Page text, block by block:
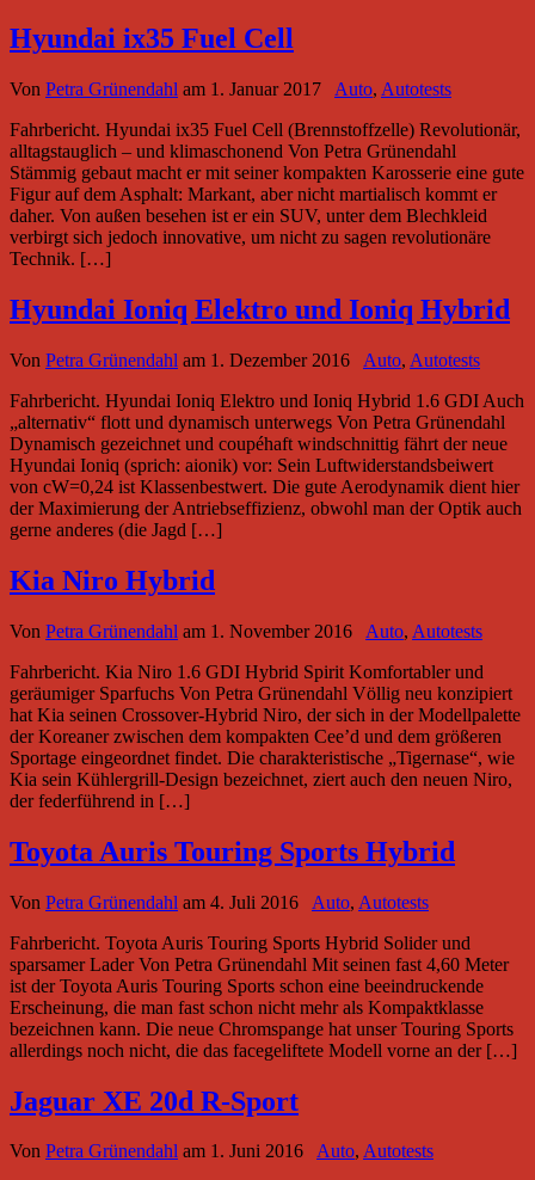
Hyundai ix35 Fuel Cell
Von Petra Grünendahl am 1. Januar 2017 Auto, Autotests
Fahrbericht. Hyundai ix35 Fuel Cell (Brennstoffzelle) Revolutionär,
alltagstauglich – und klimaschonend Von Petra Grünendahl
Stämmig gebaut macht er mit seiner kompakten Karosserie eine gute
Figur auf dem Asphalt: Markant, aber nicht martialisch kommt er
daher. Von außen besehen ist er ein SUV, unter dem Blechkleid
verbirgt sich jedoch innovative, um nicht zu sagen revolutionäre
Technik. […]
Hyundai Ioniq Elektro und Ioniq Hybrid
Von Petra Grünendahl am 1. Dezember 2016 Auto, Autotests
Fahrbericht. Hyundai Ioniq Elektro und Ioniq Hybrid 1.6 GDI Auch
„alternativ“ flott und dynamisch unterwegs Von Petra Grünendahl
Dynamisch gezeichnet und coupéhaft windschnittig fährt der neue
Hyundai Ioniq (sprich: aionik) vor: Sein Luftwiderstandsbeiwert
von cW=0,24 ist Klassenbestwert. Die gute Aerodynamik dient hier
der Maximierung der Antriebseffizienz, obwohl man der Optik auch
gerne anderes (die Jagd […]
Kia Niro Hybrid
Von Petra Grünendahl am 1. November 2016 Auto, Autotests
Fahrbericht. Kia Niro 1.6 GDI Hybrid Spirit Komfortabler und
geräumiger Sparfuchs Von Petra Grünendahl Völlig neu konzipiert
hat Kia seinen Crossover-Hybrid Niro, der sich in der Modellpalette
der Koreaner zwischen dem kompakten Cee’d und dem größeren
Sportage eingeordnet findet. Die charakteristische „Tigernase“, wie
Kia sein Kühlergrill-Design bezeichnet, ziert auch den neuen Niro,
der federführend in […]
Toyota Auris Touring Sports Hybrid
Von Petra Grünendahl am 4. Juli 2016 Auto, Autotests
Fahrbericht. Toyota Auris Touring Sports Hybrid Solider und
sparsamer Lader Von Petra Grünendahl Mit seinen fast 4,60 Meter
ist der Toyota Auris Touring Sports schon eine beeindruckende
Erscheinung, die man fast schon nicht mehr als Kompaktklasse
bezeichnen kann. Die neue Chromspange hat unser Touring Sports
allerdings noch nicht, die das facegeliftete Modell vorne an der […]
Jaguar XE 20d R-Sport
Von Petra Grünendahl am 1. Juni 2016 Auto, Autotests